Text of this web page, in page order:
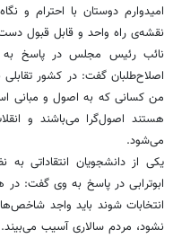
امیدوارم دوستان با احترام و
نقشه‌ی راه واحد و قابل قبول دست
نائب رئیس مجلس در پاسخ
اصلاح‌طلبان گفت: در کشور تقابلی
من کسانی که به اصول و مبانی
هستند اصول‌گرا می‌باشند و
می‌شود.
یکی از دانشجویان انتقاداتی
ابوترابی در پاسخ به وی گفت:
انتخابات شوند باید واجد
نشود، مردم سالاری آسیب می‌بیند.